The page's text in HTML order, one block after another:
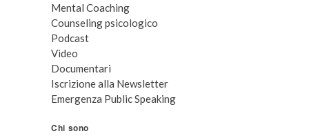
Mental Coaching
Counseling psicologico
Podcast
Video
Documentari
Iscrizione alla Newsletter
Emergenza Public Speaking
Chi sono